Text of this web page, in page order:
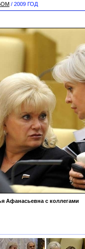
/ 2009 ГОД
Афанасьевна с коллегами